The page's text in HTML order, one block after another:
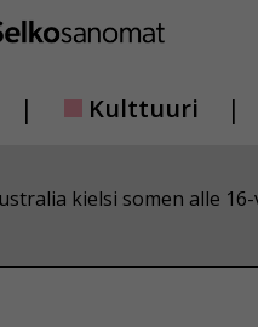
Kulttuuri
kielsi somen alle